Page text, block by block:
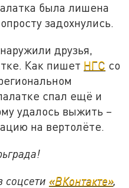
была лишена
задохнулись.
друзья,
Как пишет НГС со
спал ещё и
удалось выжить –
на вертолёте.
соцсети «ВКонтакте»,